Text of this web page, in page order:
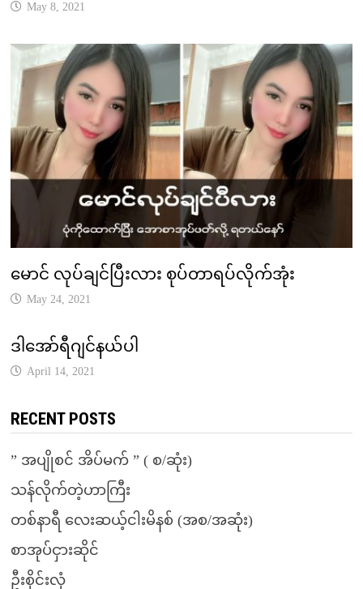
May 8, 2021
မောင် လုပ်ချင်ပြီးလား စုပ်တာရပ်လိုက်အုံး
May 24, 2021
ဒါအော်ရီဂျင်နယ်ပါ
April 14, 2021
RECENT POSTS
” အပျိုစင် အိပ်မက် ” ( စ/ဆုံး)
သန်လိုက်တဲ့ဟာကြီး
တစ်နာရီ လေးဆယ့်ငါးမိနစ် (အစ/အဆုံး)
စာအုပ်ငှားဆိုင်
ဦးစိုင်းလုံ